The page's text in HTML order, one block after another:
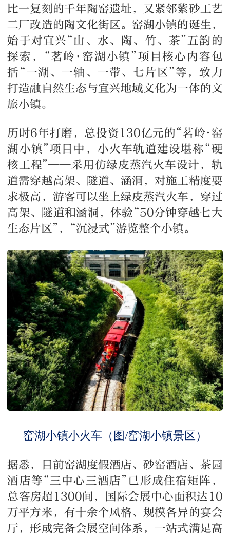
比一复刻的千年陶窑遗址，又紧邻紫砂工艺
二厂改造的陶文化街区。窑湖小镇的诞生，
始于对宜兴“山、水、陶、竹、茶”五韵的
探索，“茗岭·窑湖小镇”项目核心内容包
括“一湖、一轴、一带、七片区”等，致力
打造融自然生态与宜兴地域文化为一体的文
旅小镇。
历时6年打磨，总投资130亿元的“茗岭·窑
湖小镇”项目中，小火车轨道建设堪称“硬
核工程”——采用仿绿皮蒸汽火车设计，轨
道需穿越高架、隧道、涵洞，对施工精度要
求极高，游客可以坐上绿皮蒸汽火车，穿过
高架、隧道和涵洞，体验“50分钟穿越七大
生态片区”，“沉浸式”游览整个小镇。
窑湖小镇小火车（图/窑湖小镇景区）
据悉，目前窑湖度假酒店、砂窑酒店、茶园
酒店等“三中心三酒店”已形成住宿矩阵，
总客房超1300间，国际会展中心面积达10
万平方米，有十余个风格、规模各异的宴会
厅，形成完备会展空间体系，一站式满足高